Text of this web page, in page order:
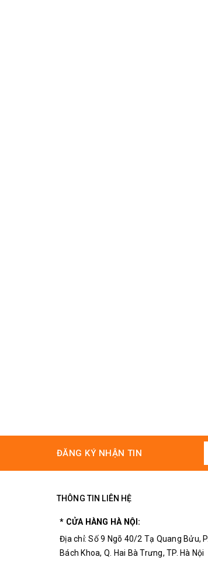
ĐĂNG KÝ NHẬN TIN
THÔNG TIN LIÊN HỆ
* CỬA HÀNG HÀ NỘI:
Địa chỉ: Số 9 Ngõ 40/2 Tạ Quang Bửu, P.
Bách Khoa, Q. Hai Bà Trưng, TP. Hà Nội